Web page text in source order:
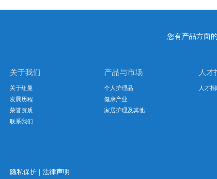
您有产品方面
关于我们
关于纽曼
发展历程
荣誉资质
联系我们
产品与市场
个人护理品
健康产业
家居护理及其他
人才
人才
隐私保护 | 法律声明